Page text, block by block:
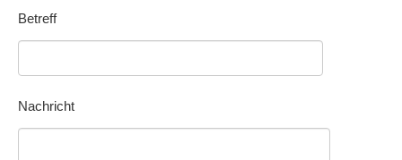
Betreff
Nachricht